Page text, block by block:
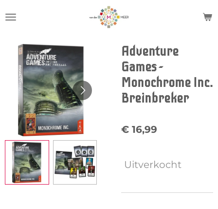
direct
hoofdinhoud
Adventure
Games -
Monochrome Inc.
Breinbreker
€ 16,99
Uitverkocht